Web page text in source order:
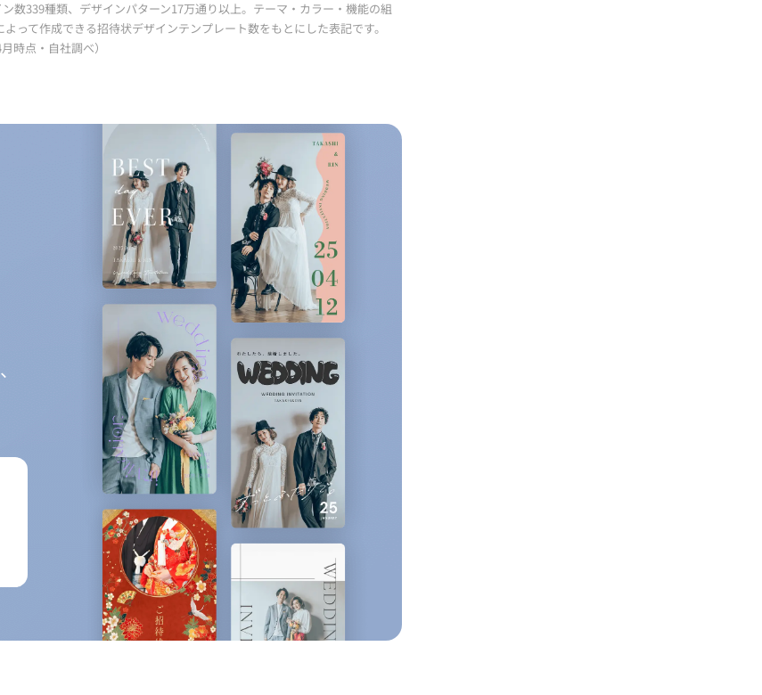
数339種類、デザインパターン17万通り以上。テーマ・カラー・機能の組
よって作成できる招待状デザインテンプレート数をもとにした表記です。
月時点・自社調べ）
ブラプラウェディング
パーティードレス通販 -プラドレ-
パーティードレスレンタル -プラドレ for ONCE-
イベントインビ
イベントシート
ブラプラシェア
ブラプラペーパーアイテムズ